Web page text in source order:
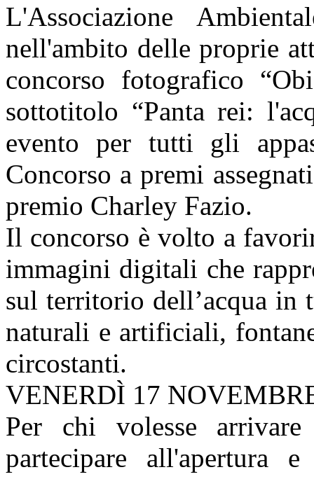
L'Associazione
nell'ambito delle proprie
concorso fotografico
sottotitolo “Panta rei:
evento per tutti gli
Concorso a premi
premio Charley Fazio.
Il concorso è volto a
immagini digitali che
sul territorio dell’acqua in
naturali e artificiali,
circostanti.
VENERDÌ 17
Per chi volesse
partecipare all'apertura